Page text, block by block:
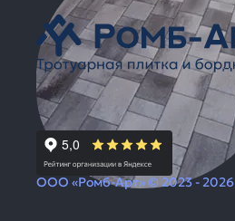
ООО «Ромб-Арт» © 2023 - 2026